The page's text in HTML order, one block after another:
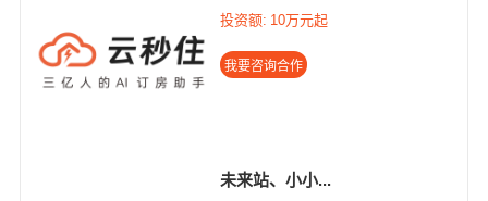
投资额: 10万元起
未来站、小小...